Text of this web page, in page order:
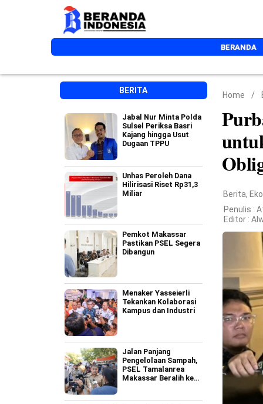
BERANDA
BERITA
Jabal Nur Minta Polda
Sulsel Periksa Basri
Kajang hingga Usut
Dugaan TPPU
Unhas Peroleh Dana
Hilirisasi Riset Rp31,3
Miliar
Pemkot Makassar
Pastikan PSEL Segera
Dibangun
Menaker Yasseierli
Tekankan Kolaborasi
Kampus dan Industri
Jalan Panjang
Pengelolaan Sampah,
PSEL Tamalanrea
Makassar Beralih ke
Home /
Berita,
Penulis :
Editor :